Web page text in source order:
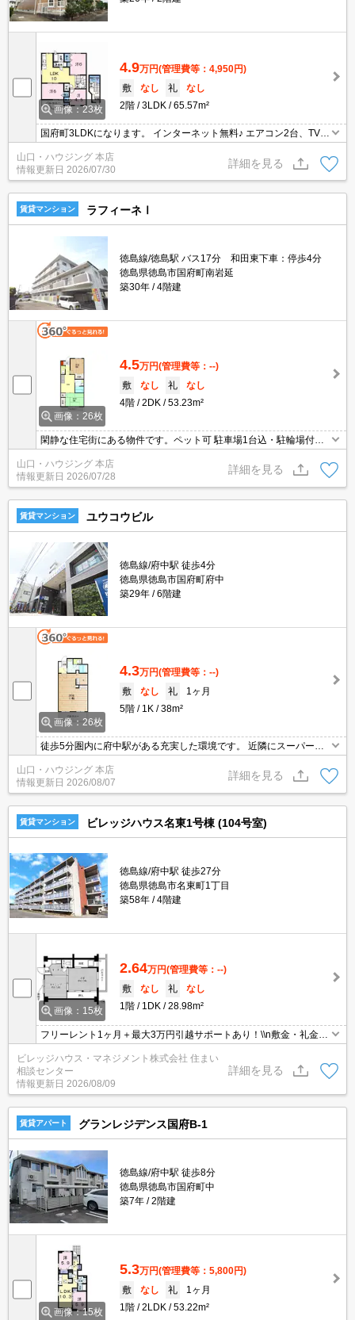
画像：23枚
4.9万円(管理費等：4,950円)
敷
なし 礼
なし
2階
3LDK 65.57m²
国府町3LDKになります。 インターネット無料♪ エアコン2台、TVモ
ニターホン収納たっぷりです！ 是非一度お気軽にお問い合わせくだ
さい。
山口・ハウジング 本店
情報更新日 2026/07/30
詳細を見る
賃貸マンション ラフィーネⅠ
徳島線/徳島駅 バス17分 和田東下車：停歩4分
徳島県徳島市国府町南岩延
築30年
4階建
画像：26枚
4.5万円(管理費等：--)
敷
なし 礼
なし
4階
2DK 53.23m²
閑静な住宅街にある物件です。ペット可 駐車場1台込・駐輪場付き
のおすすめ物件です！ クローゼットや玄関収納など収納スペースも
たくさんあります。 その他設備も多数あり☆ お問い合わせお待ちし
ております。
山口・ハウジング 本店
情報更新日 2026/07/28
詳細を見る
賃貸マンション ユウコウビル
徳島線/府中駅 徒歩4分
徳島県徳島市国府町府中
築29年
6階建
画像：26枚
4.3万円(管理費等：--)
敷
なし 礼
1ヶ月
5階
1K 38m²
徒歩5分圏内に府中駅がある充実した環境です。 近隣にスーパーや
コンビニ有り。 B・T別、エアコン付き、収納スペースなどその他多
数の設備があります。 お問い合わせください。
山口・ハウジング 本店
情報更新日 2026/08/07
詳細を見る
賃貸マンション ビレッジハウス名東1号棟 (104号室)
徳島線/府中駅 徒歩27分
徳島県徳島市名東町1丁目
築58年
4階建
画像：15枚
2.64万円(管理費等：--)
敷
なし 礼
なし
1階
1DK 28.98m²
フリーレント1ヶ月＋最大3万円引越サポートあり！\\n敷金・礼金・
更新料・鍵交換代0円！\\n※契約内容や審査の結果、敷金をお預か
りする場合がございます。
ビレッジハウス・マネジメント株式会社 住まい
相談センター
情報更新日 2026/08/09
詳細を見る
賃貸アパート グランレジデンス国府B-1
徳島線/府中駅 徒歩8分
徳島県徳島市国府町中
築7年
2階建
画像：15枚
5.3万円(管理費等：5,800円)
敷
なし 礼
1ヶ月
1階
2LDK 53.22m²